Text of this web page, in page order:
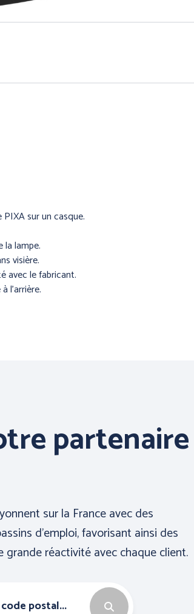
CORPS - THERMIQUE et PIEDS
sur un casque.
la lampe.
visière.
avec le fabricant.
l'arrière.
partenaire
sur la France avec des
d’emploi, favorisant ainsi des
réactivité avec chaque client.